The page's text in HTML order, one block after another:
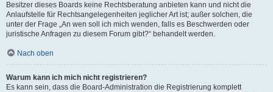
Besitzer dieses Boards keine Rechtsberatung anbieten kann und nicht die
Anlaufstelle für Rechtsangelegenheiten jeglicher Art ist; außer solchen, die
unter der Frage „An wen soll ich mich wenden, falls es Beschwerden oder
juristische Anfragen zu diesem Forum gibt?“ behandelt werden.
Nach oben
Warum kann ich mich nicht registrieren?
Es kann sein, dass die Board-Administration die Registrierung komplett